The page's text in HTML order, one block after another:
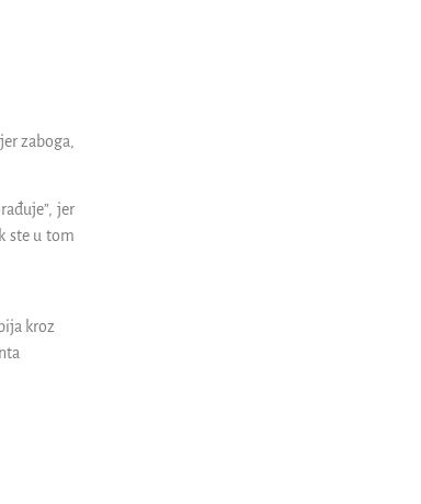
zaboga,
jer
ste u tom